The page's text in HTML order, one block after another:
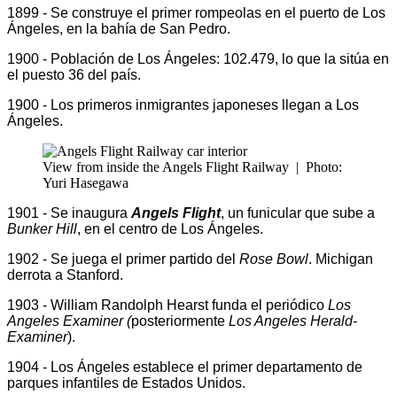
1899 - Se construye el primer rompeolas en el puerto de Los
Ángeles, en la bahía de San Pedro.
1900 - Población de Los Ángeles: 102.479, lo que la sitúa en
el puesto 36 del país.
1900 - Los primeros inmigrantes japoneses llegan a Los
Ángeles.
View from inside the Angels Flight Railway | Photo:
Yuri Hasegawa
1901 - Se inaugura Angels Flight, un funicular que sube a
Bunker Hill, en el centro de Los Ángeles.
1902 - Se juega el primer partido del Rose Bowl. Michigan
derrota a Stanford.
1903 - William Randolph Hearst funda el periódico Los
Angeles Examiner (posteriormente Los Angeles Herald-
Examiner).
1904 - Los Ángeles establece el primer departamento de
parques infantiles de Estados Unidos.